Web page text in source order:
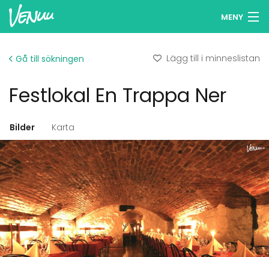
MENY
Logga in
Lägg till din lokal
Gå till sökningen Lägg till i minneslistan
Festlokal En Trappa Ner
Bilder Karta